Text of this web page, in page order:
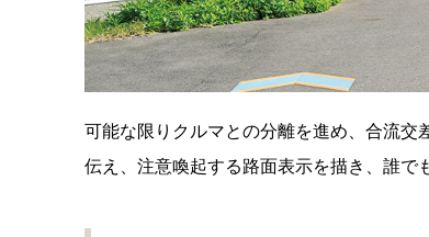
可能な限りクルマとの分離を進め、合流
伝え、注意喚起する路面表示を描き、誰で